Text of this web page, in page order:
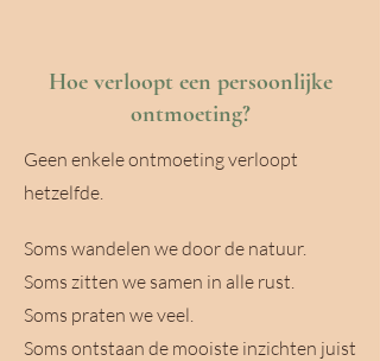
Hoe verloopt een persoonlijke
ontmoeting?
Geen enkele ontmoeting verloopt
hetzelfde.
Soms wandelen we door de natuur.
Soms zitten we samen in alle rust.
Soms praten we veel.
Soms ontstaan de mooiste inzichten juist